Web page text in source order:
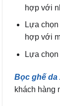
hợp với
Lựa
hợp với
Lựa
Bọc ghế da
khách hàng